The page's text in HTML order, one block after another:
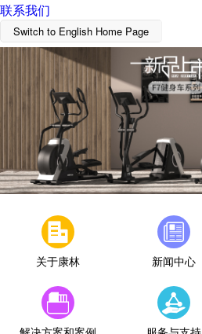
联系我们
Switch to English Home Page
关于康林 新闻中心